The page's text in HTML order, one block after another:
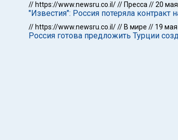
// https://www.newsru.co.il/// Пресса //20
"Известия": Россия потеряла контракт
// https://www.newsru.co.il/// В мире // 19
Россия готова предложить Турции